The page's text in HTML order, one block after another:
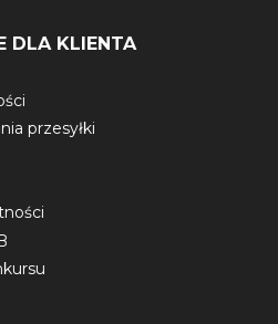
DLA KLIENTA
przesyłki